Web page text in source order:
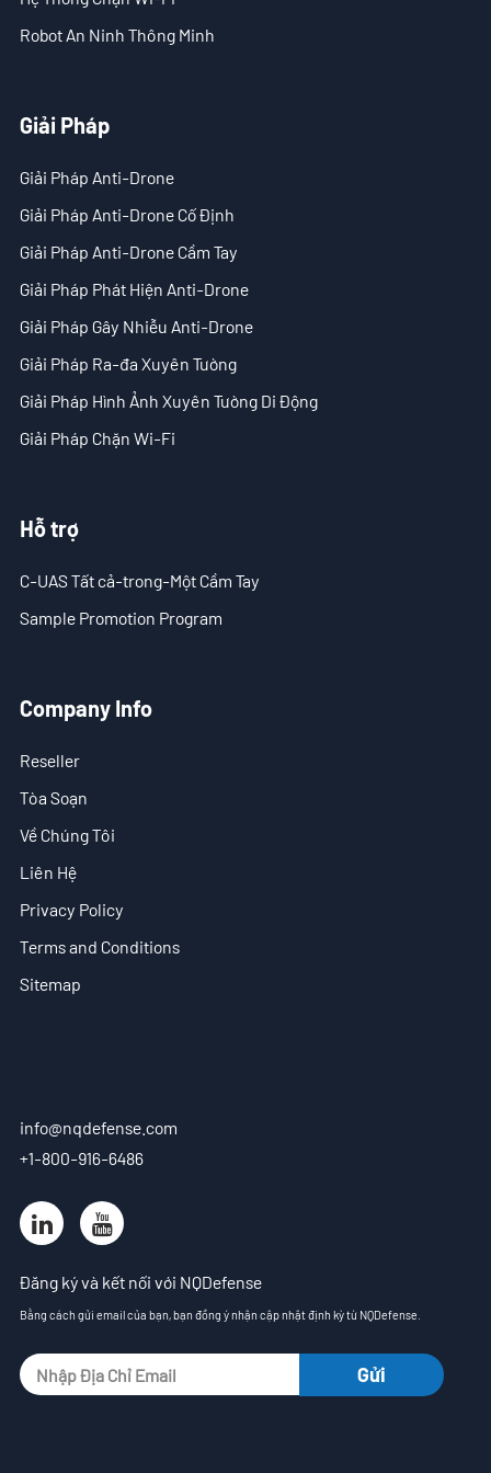
- Giải Pháp Phát Hiện Anti-Drone
- Giải Pháp Gây Nhiễu Anti-Drone
- Giải Pháp Ra-đa Xuyên Tường
- Giải Pháp Hình Ảnh Xuyên Tường Di Động
- Giải Pháp Chặn Wi-Fi
Hỗ trợ
- C-UAS Tất cả-trong-Một Cầm Tay
- Sample Promotion Program
Liên Hệ
Robot An Ninh Thông Minh
Giải Pháp
Giải Pháp Anti-Drone
Giải Pháp Anti-Drone Cố Định
Giải Pháp Anti-Drone Cầm Tay
Giải Pháp Phát Hiện Anti-Drone
Giải Pháp Gây Nhiễu Anti-Drone
Giải Pháp Ra-đa Xuyên Tường
Giải Pháp Hình Ảnh Xuyên Tường Di Động
Giải Pháp Chặn Wi-Fi
Hỗ trợ
C-UAS Tất cả-trong-Một Cầm Tay
Sample Promotion Program
Company Info
Reseller
Tòa Soạn
Về Chúng Tôi
Liên Hệ
Privacy Policy
Terms and Conditions
Sitemap
info@nqdefense.com
+1-800-916-6486
Đăng ký và kết nối với NQDefense
Bằng cách gửi email của bạn, bạn đồng ý nhận cập nhật định kỳ từ NQDefense.